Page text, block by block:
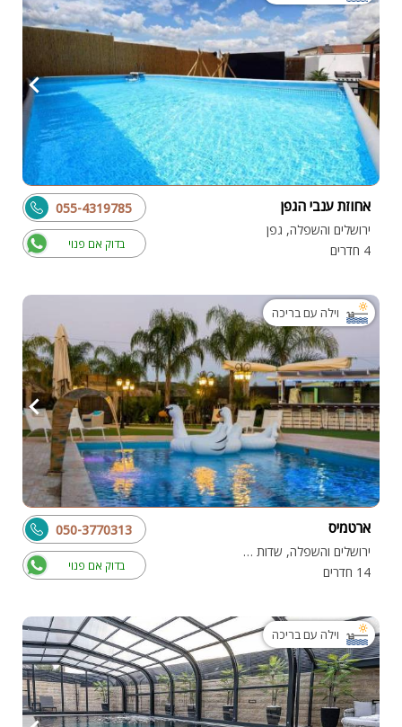
אחוזת ענבי הגפן
ירושלים והשפלה, גפן
4 חדרים
בדוק אם פנוי
055-4319785
וילה עם בריכה
ארטמיס
ירושלים והשפלה, שדות מיכה
14 חדרים
בדוק אם פנוי
050-3770313
וילה עם בריכה